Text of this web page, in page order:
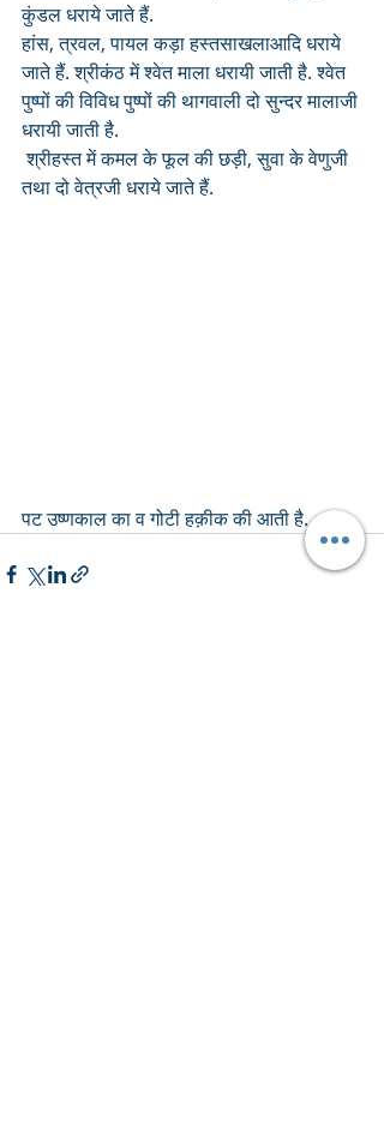
कुंडल धराये जाते हैं.
हांस, त्रवल, पायल कड़ा हस्तसाखलाआदि धराये
जाते हैं. श्रीकंठ में श्वेत माला धरायी जाती है. श्वेत
पुष्पों की विविध पुष्पों की थागवाली दो सुन्दर मालाजी
धरायी जाती है.
श्रीहस्त में कमल के फूल की छड़ी, सुवा के वेणुजी
तथा दो वेत्रजी धराये जाते हैं.
पट उष्णकाल का व गोटी हक़ीक की आती है.